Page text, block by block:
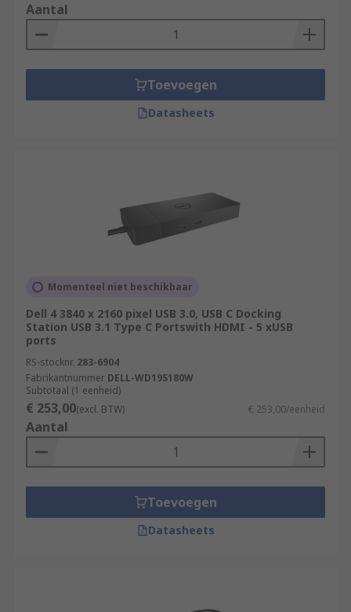
Aantal
Toevoegen
Datasheets
Momenteel niet beschikbaar
Dell 4 3840 x 2160 pixel USB 3.0, USB C Docking
Station USB 3.1 Type C Portswith HDMI - 5 xUSB
ports
RS-stocknr. 283-6904
Fabrikantnummer DELL-WD19S180W
Subtotaal (1 eenheid)
€ 253,00(excl. BTW) € 253,00/eenheid
Aantal
Toevoegen
Datasheets